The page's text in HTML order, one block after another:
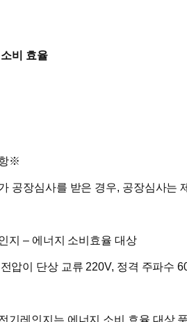
비 효율
※
공장심사를 받은 경우, 공장심사는
지 – 에너지 소비효율 대상
압이 단상 교류 220V, 정격 주파수
기레인지는 에너지 소비 효율 대상